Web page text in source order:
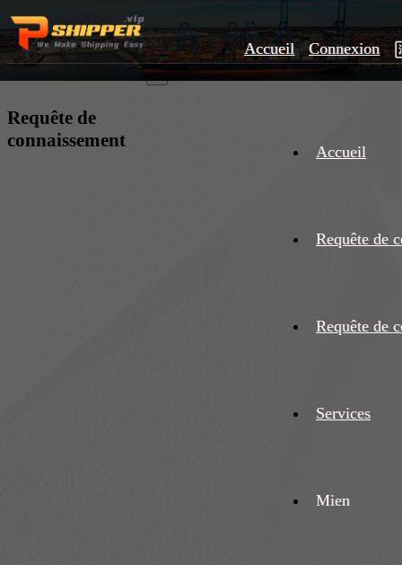
Accueil Connexion
Accueil
Requête de
Requête de
Services
Mien
×
Requête de
connaissement